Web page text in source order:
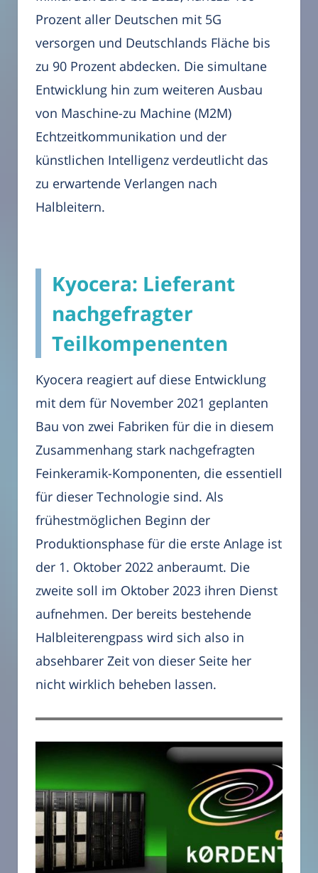
Prozent aller Deutschen mit 5G
versorgen und Deutschlands Fläche bis
zu 90 Prozent abdecken. Die simultane
Entwicklung hin zum weiteren Ausbau
von Maschine-zu Machine (M2M)
Echtzeitkommunikation und der
künstlichen Intelligenz verdeutlicht das
zu erwartende Verlangen nach
Halbleitern.
Kyocera: Lieferant
nachgefragter
Teilkompenenten
Kyocera reagiert auf diese Entwicklung
mit dem für November 2021 geplanten
Bau von zwei Fabriken für die in diesem
Zusammenhang stark nachgefragten
Feinkeramik-Komponenten, die essentiell
für dieser Technologie sind. Als
frühestmöglichen Beginn der
Produktionsphase für die erste Anlage ist
der 1. Oktober 2022 anberaumt. Die
zweite soll im Oktober 2023 ihren Dienst
aufnehmen. Der bereits bestehende
Halbleiterengpass wird sich also in
absehbarer Zeit von dieser Seite her
nicht wirklich beheben lassen.